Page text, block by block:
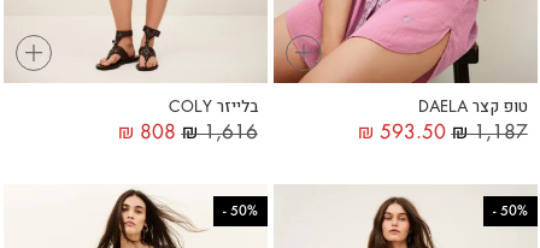
+
טופ קצר DAELA
₪1,187
₪ 593.50
+
בלייזר COLY
₪1,616
₪ 808
50%
-
50%
-